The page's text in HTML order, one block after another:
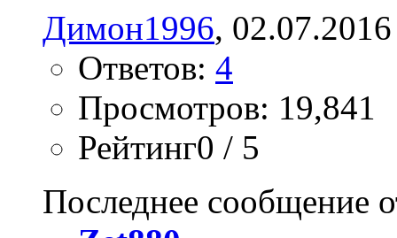
Димон1996,
Ответов: 4
Просмотров: 19,841
Рейтинг0 / 5
Последнее сообщение